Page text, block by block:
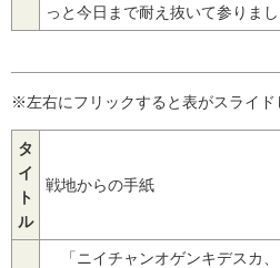
っと今日まで耐え抜いて参りまし
※左右にフリックすると表がスライド
タ
イ
ト
ル
戦地からの手紙
「ニイチャンオゲンキデスカ